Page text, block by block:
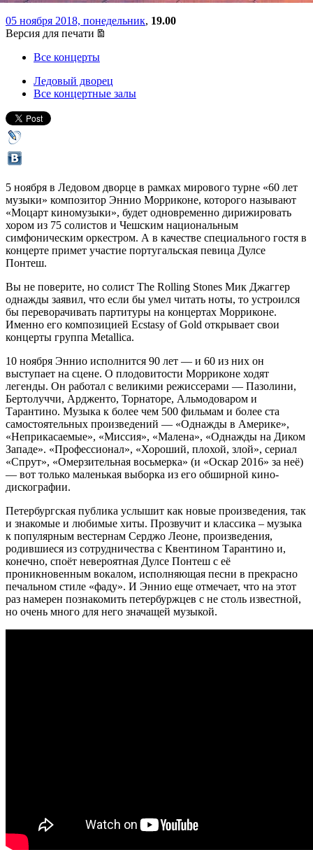
05 ноября 2018, понедельник, 19.00
Версия для печати
Все концерты
Ледовый дворец
Все концертные залы
5 ноября в Ледовом дворце в рамках мирового турне «60 лет
музыки» композитор Эннио Морриконе, которого называют
«Моцарт киномузыки», будет одновременно дирижировать
хором из 75 солистов и Чешским национальным
симфоническим оркестром. А в качестве специального гостя в
концерте примет участие португальская певица Дулсе
Понтеш.
Вы не поверите, но солист The Rolling Stones Мик Джаггер
однажды заявил, что если бы умел читать ноты, то устроился
бы переворачивать партитуры на концертах Морриконе.
Именно его композицией Ecstasy of Gold открывает свои
концерты группа Metallica.
10 ноября Эннио исполнится 90 лет — и 60 из них он
выступает на сцене. О плодовитости Морриконе ходят
легенды. Он работал с великими режиссерами — Пазолини,
Бертолуччи, Ардженто, Торнаторе, Альмодоваром и
Тарантино. Музыка к более чем 500 фильмам и более ста
самостоятельных произведений — «Однажды в Америке»,
«Неприкасаемые», «Миссия», «Малена», «Однажды на Диком
Западе». «Профессионал», «Хороший, плохой, злой», сериал
«Спрут», «Омерзительная восьмерка» (и «Оскар 2016» за неё)
— вот только маленькая выборка из его обширной кино-
дискографии.
Петербургская публика услышит как новые произведения, так
и знакомые и любимые хиты. Прозвучит и классика – музыка
к популярным вестернам Серджо Леоне, произведения,
родившиеся из сотрудничества с Квентином Тарантино и,
конечно, споёт невероятная Дулсе Понтеш с её
проникновенным вокалом, исполняющая песни в прекрасно
печальном стиле «фаду». И Эннио еще отмечает, что на этот
раз намерен познакомить петербуржцев с не столь известной,
но очень много для него значащей музыкой.